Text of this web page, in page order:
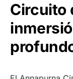
Circuito